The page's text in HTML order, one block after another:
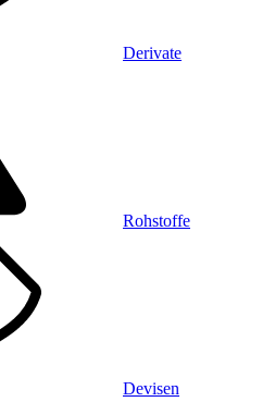
Derivate
Rohstoffe
Devisen